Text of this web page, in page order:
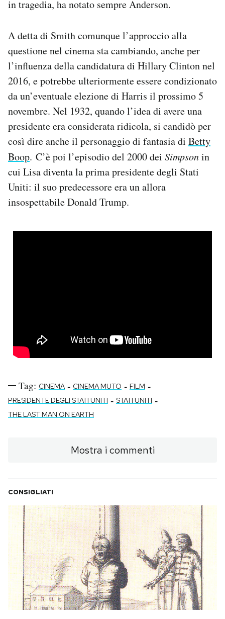
in tragedia, ha notato sempre Anderson.
A detta di Smith comunque l’approccio alla
questione nel cinema sta cambiando, anche per
l’influenza della candidatura di Hillary Clinton nel
2016, e potrebbe ulteriormente essere condizionato
da un’eventuale elezione di Harris il prossimo 5
novembre. Nel 1932, quando l’idea di avere una
presidente era considerata ridicola, si candidò per
così dire anche il personaggio di fantasia di Betty
Boop. C’è poi l’episodio del 2000 dei Simpsonin
cui Lisa diventa la prima presidente degli Stati
Uniti: il suo predecessore era un allora
insospettabile Donald Trump.
Tag: CINEMA - CINEMA MUTO - FILM -
PRESIDENTE DEGLI STATI UNITI - STATI UNITI -
THE LAST MAN ON EARTH
Mostra i commenti
CONSIGLIATI